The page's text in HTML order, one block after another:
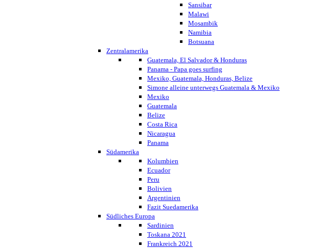
Sansibar
Malawi
Mosambik
Namibia
Botsuana
Zentralamerika
Guatemala, El Salvador & Honduras
Panama - Papa goes surfing
Mexiko, Guatemala, Honduras, Belize
Simone alleine unterwegs Guatemala & Mexiko
Mexiko
Guatemala
Belize
Costa Rica
Nicaragua
Panama
Südamerika
Kolumbien
Ecuador
Peru
Bolivien
Argentinien
Fazit Suedamerika
Südliches Europa
Sardinien
Toskana 2021
Frankreich 2021